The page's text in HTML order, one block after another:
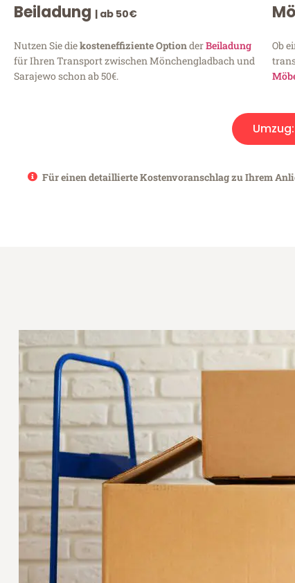
Beiladung | ab 50€
Nutzen Sie diekosteneffiziente OptionderBeiladung
für Ihren Transport zwischen Mönchengladbach und
Sarajewo schon ab 50€.
Ob
Umzug:
Für einen detaillierte Kostenvoranschlag zu Ihrem